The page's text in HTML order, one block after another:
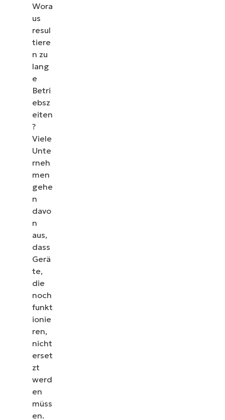
Wora
us
resul
tiere
n zu
lang
e
Betri
ebsz
eiten
?
Viele
Unte
rneh
men
gehe
n
davo
n
aus,
dass
Gerä
te,
die
noch
funkt
ionie
ren,
nicht
erset
zt
werd
en
müss
en.